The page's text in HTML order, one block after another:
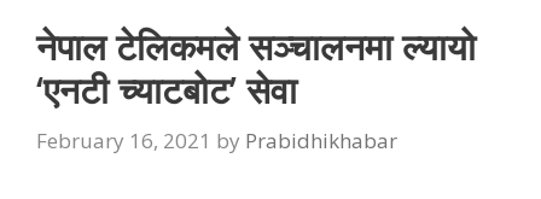
नेपाल टेलिकमले सञ्चालनमा ल्यायो
‘एनटी च्याटबोट’ सेवा
February 16, 2021 by Prabidhikhabar